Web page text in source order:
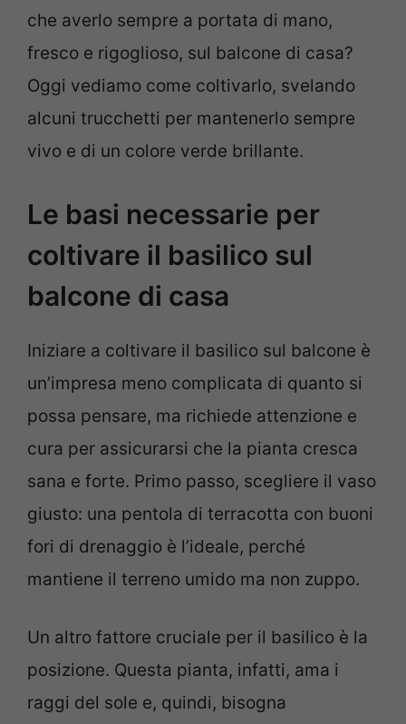
che averlo sempre a portata di mano,
fresco e rigoglioso, sul balcone di casa?
Oggi vediamo come coltivarlo, svelando
alcuni trucchetti per mantenerlo sempre
vivo e di un colore verde brillante.
Le basi necessarie per
coltivare il basilico sul
balcone di casa
Iniziare a coltivare il basilico sul balcone è
un’impresa meno complicata di quanto si
possa pensare, ma richiede attenzione e
cura per assicurarsi che la pianta cresca
sana e forte. Primo passo, scegliere il vaso
giusto: una pentola di terracotta con buoni
fori di drenaggio è l’ideale, perché
mantiene il terreno umido ma non zuppo.
Un altro fattore cruciale per il basilico è la
posizione. Questa pianta, infatti, ama i
raggi del sole e, quindi, bisogna